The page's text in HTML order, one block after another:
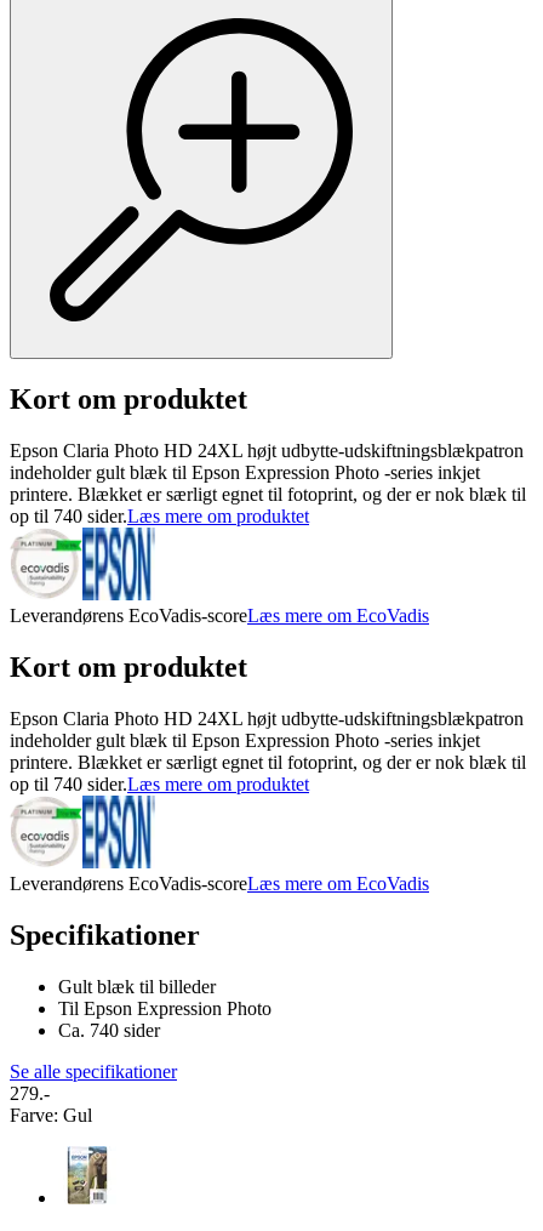
Kort om produktet
Epson Claria Photo HD 24XL højt udbytte-udskiftningsblækpatron
indeholder gult blæk til Epson Expression Photo -series inkjet
printere. Blækket er særligt egnet til fotoprint, og der er nok blæk til
op til 740 sider.Læs mere om produktet
Leverandørens EcoVadis-scoreLæs mere om EcoVadis
Kort om produktet
Epson Claria Photo HD 24XL højt udbytte-udskiftningsblækpatron
indeholder gult blæk til Epson Expression Photo -series inkjet
printere. Blækket er særligt egnet til fotoprint, og der er nok blæk til
op til 740 sider.Læs mere om produktet
Leverandørens EcoVadis-scoreLæs mere om EcoVadis
Specifikationer
Gult blæk til billeder
Til Epson Expression Photo
Ca. 740 sider
Se alle specifikationer
279.-
Farve: Gul